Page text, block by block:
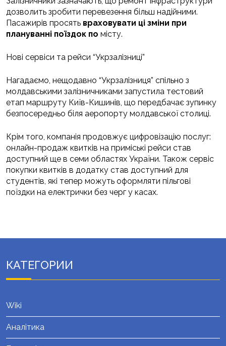
дозволить зробити перевезення більш надійними.
Пасажирів просять враховувати ці зміни при
плануванні поїздок по місту.
Нові сервіси та рейси “Укрзалізниці”
Нагадаємо, нещодавно “Укрзалізниця” спільно з
молдавськими залізничниками запустила тестовий
етап маршруту Київ-Кишинів, що передбачає зупинку
безпосередньо біля аеропорту молдавської столиці.
Крім того, компанія продовжує цифровізацію послуг:
онлайн-продаж квитків на приміські рейси став
доступний ще в семи областях України. Також сервіс
покупки квитків в додатку став доступний для
студентів, які тепер можуть оформляти пільгові
поїздки на електрички без черг у касах.
КАТЕГОРИИ
Wiki
Аналітика